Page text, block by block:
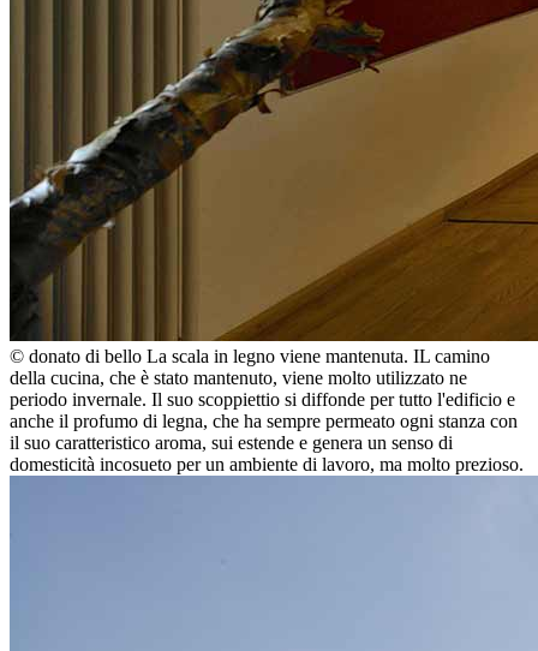
© donato di bello La scala in legno viene mantenuta. IL camino
della cucina, che è stato mantenuto, viene molto utilizzato ne
periodo invernale. Il suo scoppiettio si diffonde per tutto l'edificio e
anche il profumo di legna, che ha sempre permeato ogni stanza con
il suo caratteristico aroma, sui estende e genera un senso di
domesticità incosueto per un ambiente di lavoro, ma molto prezioso.